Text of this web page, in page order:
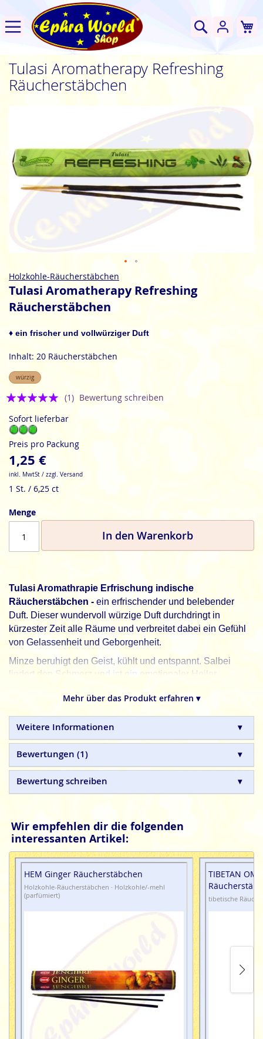
Suche
Tulasi Aromatherapy Refreshing
Räucherstäbchen
Bildgalerie
springen
Zum
Anfang
Bildgalerie
Holzkohle-Räucherstäbchen
Tulasi Aromatherapy Refreshing
Räucherstäbchen
♦ ein frischer und vollwürziger Duft
Inhalt: 20 Räucherstäbchen
würzig
Bewertung:
(1) Bewertung schreiben
Sofort lieferbar
Preis pro Packung
1,25 €
inkl. MwtSt / zzgl. Versand
1 St. / 6,25 ct
Menge
In den Warenkorb
Tulasi Aromathrapie Erfrischung indische
Räucherstäbchen - ein erfrischender und belebender
Duft. Dieser wundervoll würzige Duft durchdringt in
kürzester Zeit alle Räume und verbreitet dabei ein Gefühl
von Gelassenheit und Geborgenheit.
Minze beruhigt den Geist, kühlt und entspannt. Salbei
lindert den Schmerz und ist ein emotionaler Heiler.
Tulasiindische Räucherstäbchen sind mit Sorgfalt
hergestellte Naturprodukte, ohne tierische, toxische oder
petrochemische Zusätze.
Mehr über das Produkt erfahren ▾
Weitere Informationen
Bewertungen 1
Bewertung schreiben
Wir empfehlen dir die folgenden
interessanten Artikel:
HEM Ginger Räucherstäbchen
Holzkohle-Räucherstäbchen · Holzkohle/-mehl
(parfümiert)
TIBETAN
tibetische